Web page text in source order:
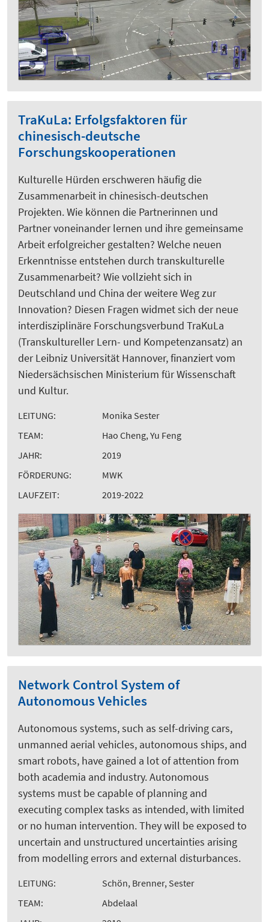
TraKuLa: Erfolgsfaktoren für
chinesisch-deutsche
Forschungskooperationen
Kulturelle Hürden erschweren häufig die
Zusammenarbeit in chinesisch-deutschen
Projekten. Wie können die Partnerinnen und
Partner voneinander lernen und ihre gemeinsame
Arbeit erfolgreicher gestalten? Welche neuen
Erkenntnisse entstehen durch transkulturelle
Zusammenarbeit? Wie vollzieht sich in
Deutschland und China der weitere Weg zur
Innovation? Diesen Fragen widmet sich der neue
interdisziplinäre Forschungsverbund TraKuLa
(Transkultureller Lern- und Kompetenzansatz) an
der Leibniz Universität Hannover, finanziert vom
Niedersächsischen Ministerium für Wissenschaft
und Kultur.
LEITUNG:
Monika Sester
TEAM:
Hao Cheng, Yu Feng
JAHR:
2019
FÖRDERUNG:
MWK
LAUFZEIT:
2019-2022
Network Control System of
Autonomous Vehicles
Autonomous systems, such as self-driving cars,
unmanned aerial vehicles, autonomous ships, and
smart robots, have gained a lot of attention from
both academia and industry. Autonomous
systems must be capable of planning and
executing complex tasks as intended, with limited
or no human intervention. They will be exposed to
uncertain and unstructured uncertainties arising
from modelling errors and external disturbances.
LEITUNG:
Schön, Brenner, Sester
TEAM:
Abdelaal